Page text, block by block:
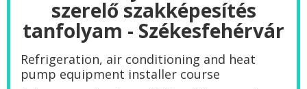
szerelő szakképesítés
tanfolyam - Székesfehérvár
Refrigeration, air conditioning and heat
pump equipment installer course